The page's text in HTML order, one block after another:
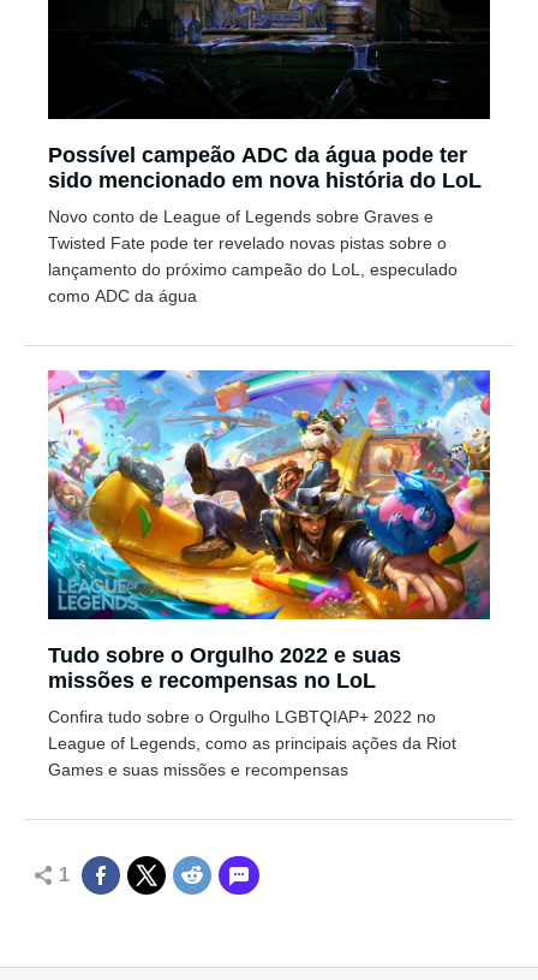
Possível campeão ADC da água pode ter
sido mencionado em nova história do LoL
Novo conto de League of Legends sobre Graves e
Twisted Fate pode ter revelado novas pistas sobre o
lançamento do próximo campeão do LoL, especulado
como ADC da água
Tudo sobre o Orgulho 2022 e suas
missões e recompensas no LoL
Confira tudo sobre o Orgulho LGBTQIAP+ 2022 no
League of Legends, como as principais ações da Riot
Games e suas missões e recompensas
1